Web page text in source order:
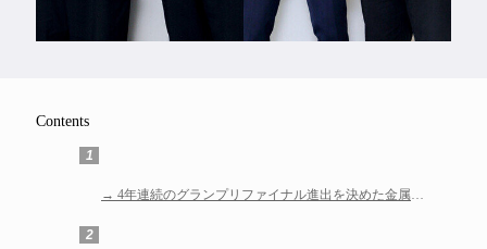
Contents
1
4年連続のグランプリファイナル進出を決めた金属バ
2